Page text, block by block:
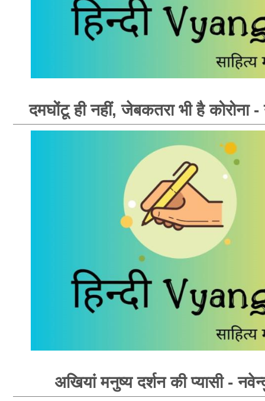
दमघोंटू ही नहीं, जेबकतरा भी है कोरोना
अखियां मनुष्य दर्शन की प्यासी -